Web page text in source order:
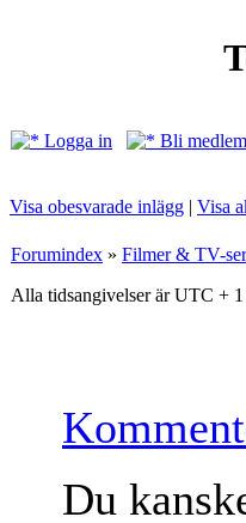
Logga in
Bli medlem
Visa obesvarade inlägg | Visa
Forumindex » Filmer & TV-
Alla tidsangivelser är UTC +
Du